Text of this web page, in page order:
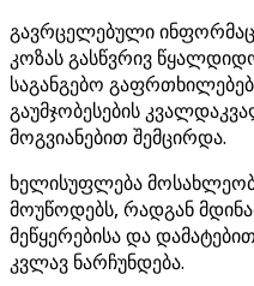
გავრცელებული
კოზას გასწვრივ
საგანგებო
გაუმჯობესების
მოგვიანებით შემცირდა.
ხელისუფლება
მოუწოდებს, რადგან
მეწყერებისა და
კვლავ ნარჩუნდება.